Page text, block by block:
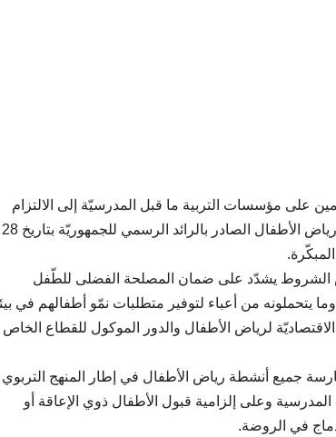
على مؤسسات التربية ما قبل المدرسيّة إلى الالتزام
بالإجراءات والتدابير الجديدة الواردة بكراس الشروط الجديد المتعلق بفتح رياض الأطفال الصادر بالرائد الرسمي للجمهوريّة بتاريخ 28
الشروط يشدّد على ضمان المصلحة الفضلى للطّفل
يتحملونه من أعباء لتوفير متطلبات نمّو أطفالهم في
لرياض الأطفال والدور الموكول للقطاع الخاص
جميع أنشطة رياض الأطفال في إطار المنهج التربوي
وعلى إلزامية قبول الأطفال ذوي الإعاقة أو
في الروضة.